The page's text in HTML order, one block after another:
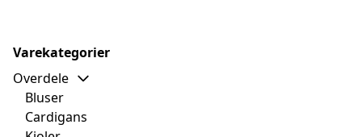
Varekategorier
Overdele
Bluser
Cardigans